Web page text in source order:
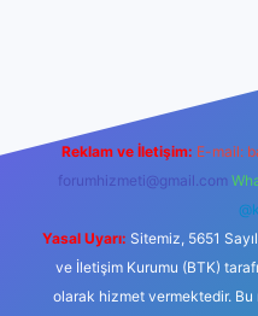
Reklam ve İletişim: E-mail:
forumhizmeti@gmail.com
Yasal Uyarı: Sitemiz, 5651
ve İletişim Kurumu (BTK)
olarak hizmet vermektedir.